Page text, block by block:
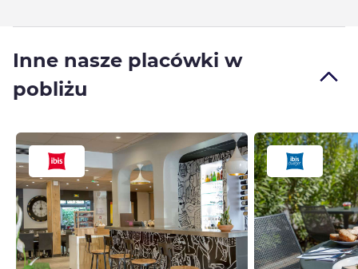
Inne nasze placówki w
pobliżu